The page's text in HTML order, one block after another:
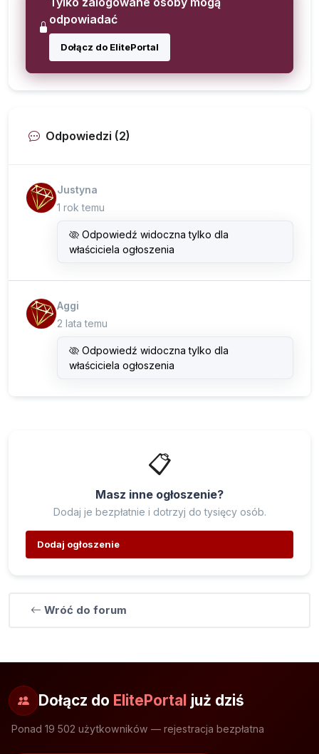
odpowiadać
Dołącz do ElitePortal
Odpowiedzi (2)
Justyna
1 rok temu
Odpowiedź widoczna tylko dla
właściciela ogłoszenia
Aggi
2 lata temu
Odpowiedź widoczna tylko dla
właściciela ogłoszenia
📋
Masz inne ogłoszenie?
Dodaj je bezpłatnie i dotrzyj do tysięcy osób.
Dodaj ogłoszenie
Wróć do forum
Dołącz do ElitePortal już dziś
Ponad 19 502 użytkowników — rejestracja bezpłatna